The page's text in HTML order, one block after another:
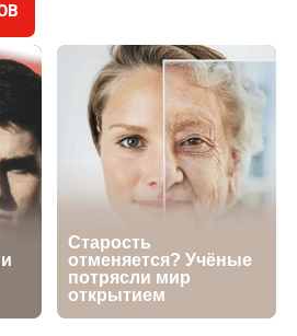
об открытии своей
в Астане
39
провели совместную
спасения иены
16